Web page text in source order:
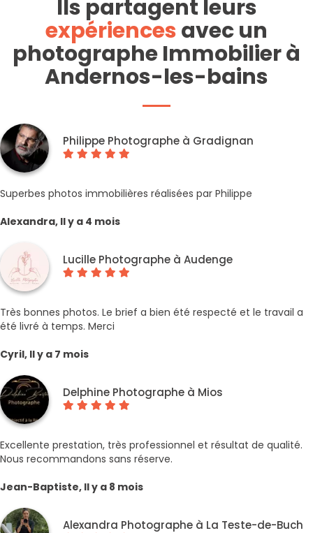
Ils partagent leurs
expériencesavec un
photographe Immobilier à
Andernos-les-bains
Philippe Photographe à Gradignan
Superbes photos immobilières réalisées par Philippe
Alexandra, Il y a 4 mois
Lucille Photographe à Audenge
Très bonnes photos. Le brief a bien été respecté et le travail a
été livré à temps. Merci
Cyril, Il y a 7 mois
Delphine Photographe à Mios
Excellente prestation, très professionnel et résultat de qualité.
Nous recommandons sans réserve.
Jean-Baptiste, Il y a 8 mois
Alexandra Photographe à La Teste-de-Buch